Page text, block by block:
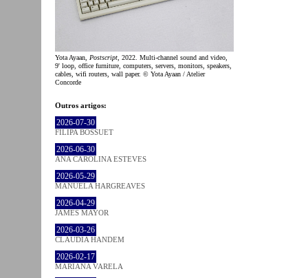
Yota Ayaan, Postscript , 2022. Multi-channel sound and video,
9' loop, office furniture, computers, servers, monitors, speakers,
cables, wifi routers, wall paper. © Yota Ayaan / Atelier
Concorde
Outros artigos:
2026-07-30
FILIPA BOSSUET
2026-06-30
ANA CAROLINA ESTEVES
2026-05-29
MANUELA HARGREAVES
2026-04-29
JAMES MAYOR
2026-03-26
CLÁUDIA HANDEM
2026-02-17
MARIANA VARELA